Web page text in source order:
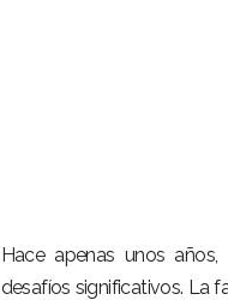
Hace apenas unos años,
desafíos significativos. La